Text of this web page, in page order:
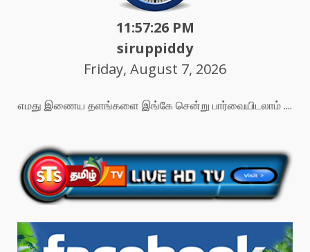
11:57:28 PM
siruppiddy
Friday, August 7, 2026
எமது இணைய தளங்களை இங்கே சென்று பார்வையிடலாம் ....